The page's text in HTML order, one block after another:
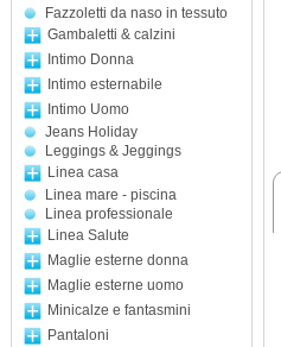
Fazzoletti da naso in tessuto
Gambaletti & calzini
Intimo Donna
Intimo esternabile
Intimo Uomo
Jeans Holiday
Leggings & Jeggings
Linea casa
Linea mare - piscina
Linea professionale
Linea Salute
Maglie esterne donna
Maglie esterne uomo
Minicalze e fantasmini
Pantaloni